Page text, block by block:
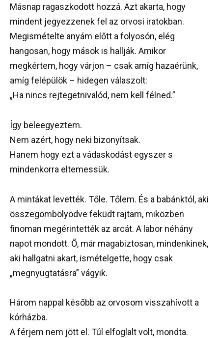
Másnap ragaszkodott hozzá. Azt akarta, hogy
mindent jegyezzenek fel az orvosi iratokban.
Megismételte anyám előtt a folyosón, elég
hangosan, hogy mások is hallják. Amikor
megkértem, hogy várjon – csak amíg hazaérünk,
amíg felépülök – hidegen válaszolt:
„Ha nincs rejtegetnivalód, nem kell félned.”
Így beleegyeztem.
Nem azért, hogy neki bizonyítsak.
Hanem hogy ezt a vádaskodást egyszer s
mindenkorra eltemessük.
A mintákat levették. Tőle. Tőlem. És a babánktól, aki
összegömbölyödve feküdt rajtam, miközben
finoman megérintették az arcát. A labor néhány
napot mondott. Ő, már magabiztosan, mindenkinek,
aki hallgatni akart, ismételgette, hogy csak
„megnyugtatásra” vágyik.
Három nappal később az orvosom visszahívott a
kórházba.
A férjem nem jött el. Túl elfoglalt volt, mondta.